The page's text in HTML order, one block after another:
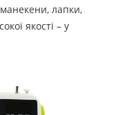
лапки,
якості – у